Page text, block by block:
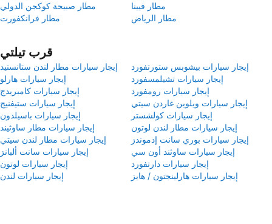
مطار صبيحة كوكجن الدولي
مطار فيينا
مطار فرانكفورت
مطار الرياض
قرب تيلتي
إيجار سيارات مطار لندن ستانستيد
إيجار سيارات بيشوبس ستورتفورد
إيجار سيارات هارلو
إيجار سيارات تشيلمسفورد
إيجار سيارات كامبريدج
إيجار سيارات رومفورد
إيجار سيارات ستيفنيج
إيجار سيارات ويلوين غاردن سيتي
إيجار سيارات باسيلدون
إيجار سيارات كولشستر
إيجار سيارات مطار ساوثيند
إيجار سيارات مطار لندن لوتون
إيجار سيارات مطار لندن سيتي
إيجار سيارات بوري سانت إدموندز
إيجار سيارات سانت ألبانز
إيجار سيارات ساوثند أون سي
إيجار سيارات لوتون
إيجار سيارات دارتفورد
إيجار سيارات لندن
إيجار سيارات هارلينجتون / هايز